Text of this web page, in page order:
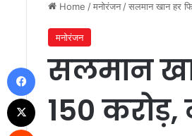
Home /मनोरंजन /सलमान खान हर
मनोरंजन
सलमान
150
Facebook